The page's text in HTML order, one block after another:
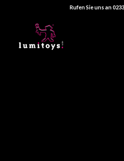
Rufen Sie uns an